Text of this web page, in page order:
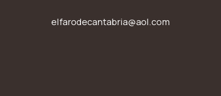
elfarodecantabria@aol.com